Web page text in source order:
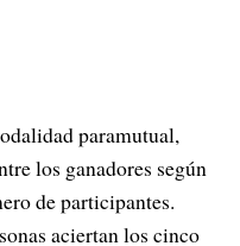
paramutual,
los ganadores según
de participantes.
aciertan los cinco